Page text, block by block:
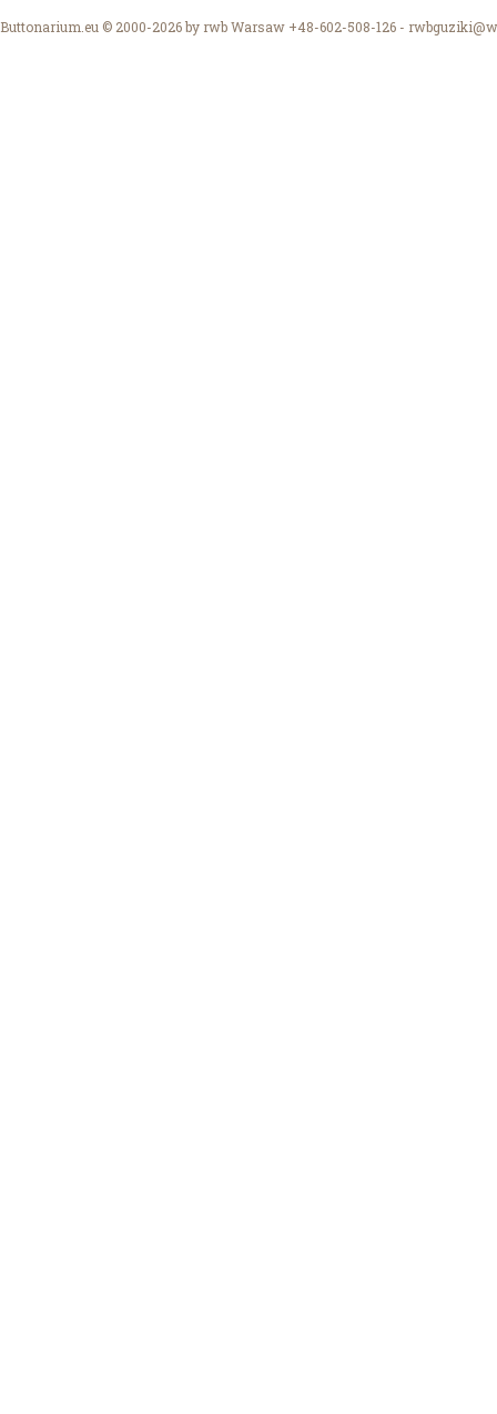
Buttonarium.eu © 2000-2026 by rwb Warsaw +48-602-508-126 -